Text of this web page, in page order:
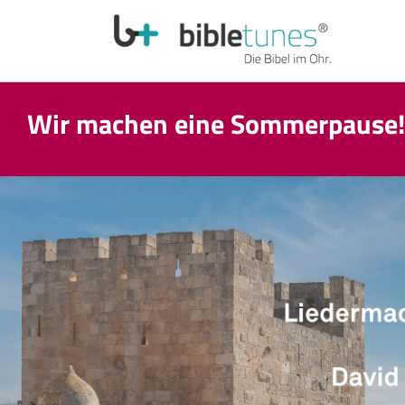
Wir machen eine